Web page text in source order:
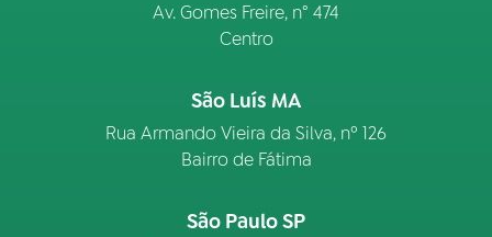
Av. Gomes Freire, n° 474
Centro
São Luís MA
Rua Armando Vieira da Silva, nº 126
Bairro de Fátima
São Paulo SP